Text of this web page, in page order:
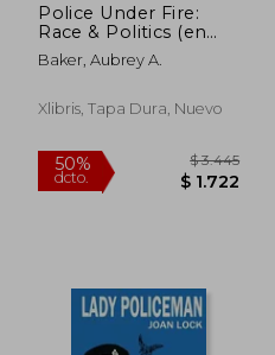
Police Under Fire:
Race & Politics (en
Inglés)
Baker, Aubrey A.
Xlibris, Tapa Dura, Nuevo